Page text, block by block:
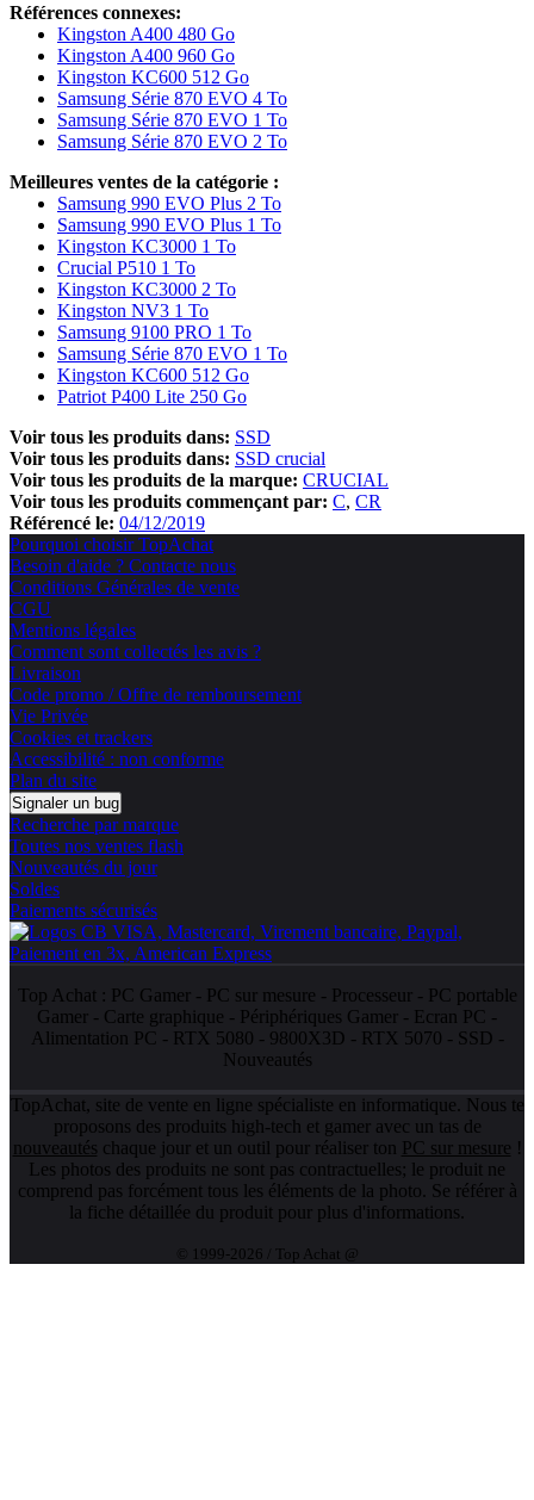
Références connexes:
Kingston A400 480 Go
Kingston A400 960 Go
Kingston KC600 512 Go
Samsung Série 870 EVO 4 To
Samsung Série 870 EVO 1 To
Samsung Série 870 EVO 2 To
Meilleures ventes de la catégorie :
Samsung 990 EVO Plus 2 To
Samsung 990 EVO Plus 1 To
Kingston KC3000 1 To
Crucial P510 1 To
Kingston KC3000 2 To
Kingston NV3 1 To
Samsung 9100 PRO 1 To
Samsung Série 870 EVO 1 To
Kingston KC600 512 Go
Patriot P400 Lite 250 Go
Voir tous les produits dans: SSD
Voir tous les produits dans: SSD crucial
Voir tous les produits de la marque: CRUCIAL
Voir tous les produits commençant par: C CR
Référencé le: 04/12/2019
Pourquoi choisir TopAchat
Besoin d'aide ? Contacte nous
Conditions Générales de vente
CGU
Mentions légales
Comment sont collectés les avis ?
Livraison
Code promo / Offre de remboursement
Vie Privée
Cookies et trackers
Accessibilité : non conforme
Plan du site
Signaler un bug
Recherche par marque
Toutes nos ventes flash
Nouveautés du jour
Soldes
Paiements sécurisés
Top Achat : PC Gamer- PC sur mesure - Processeur- PC portable
Gamer - Carte graphique - Périphériques Gamer - Ecran PC -
Alimentation PC - RTX 5080 - 9800X3D - RTX 5070 - SSD -
Nouveautés
TopAchat, site de vente en ligne spécialiste en informatique. Nous te
proposons des produits high-tech et gamer avec un tas de
nouveautés chaque jour et un outil pour réaliser ton PC sur mesure !
Les photos des produits ne sont pas contractuelles; le produit ne
comprend pas forcément tous les éléments de la photo. Se référer à
la fiche détaillée du produit pour plus d'informations.
© 1999-2026 / Top Achat @